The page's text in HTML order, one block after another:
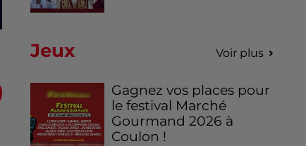
Jeux Voir plus
Gagnez vos places pour
le festival Marché
Gourmand 2026 à
Coulon !